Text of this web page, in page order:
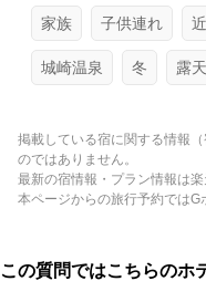
家族 子供連れ
城崎温泉 冬 露
掲載している宿に関する情報
のではありません。
最新の宿情報・プラン情報は
本ページからの旅行予約ではG
この質問ではこちらのホ